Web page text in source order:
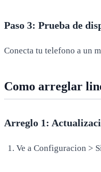
Paso 3: Prueba de
Conecta tu telefono a un
Como arreglar
Arreglo 1:
Ve a Configuracion >